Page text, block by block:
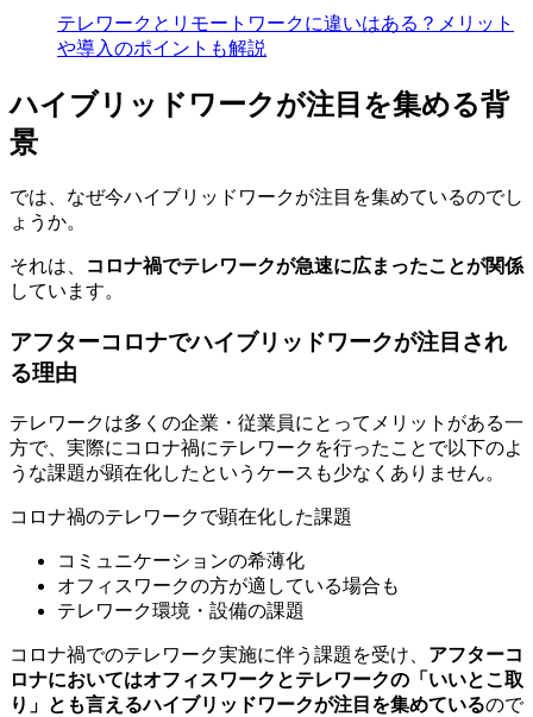
テレワークとリモートワークに違いはある？メリット
や導入のポイントも解説
ハイブリッドワークが注目を集める背
景
では、なぜ今ハイブリッドワークが注目を集めているのでし
ょうか。
それは、
コロナ禍でテレワークが急速に広まったことが関係
しています。
アフターコロナでハイブリッドワークが注目され
る理由
テレワークは多くの企業・従業員にとってメリットがある一
方で、実際にコロナ禍にテレワークを行ったことで以下のよ
うな課題が顕在化したというケースも少なくありません。
コロナ禍のテレワークで顕在化した課題
コミュニケーションの希薄化
オフィスワークの方が適している場合も
テレワーク環境・設備の課題
コロナ禍でのテレワーク実施に伴う課題を受け、 アフターコ
ロナにおいてはオフィスワークとテレワークの「いいとこ取
り」とも言えるハイブリッドワークが注目を集めているので